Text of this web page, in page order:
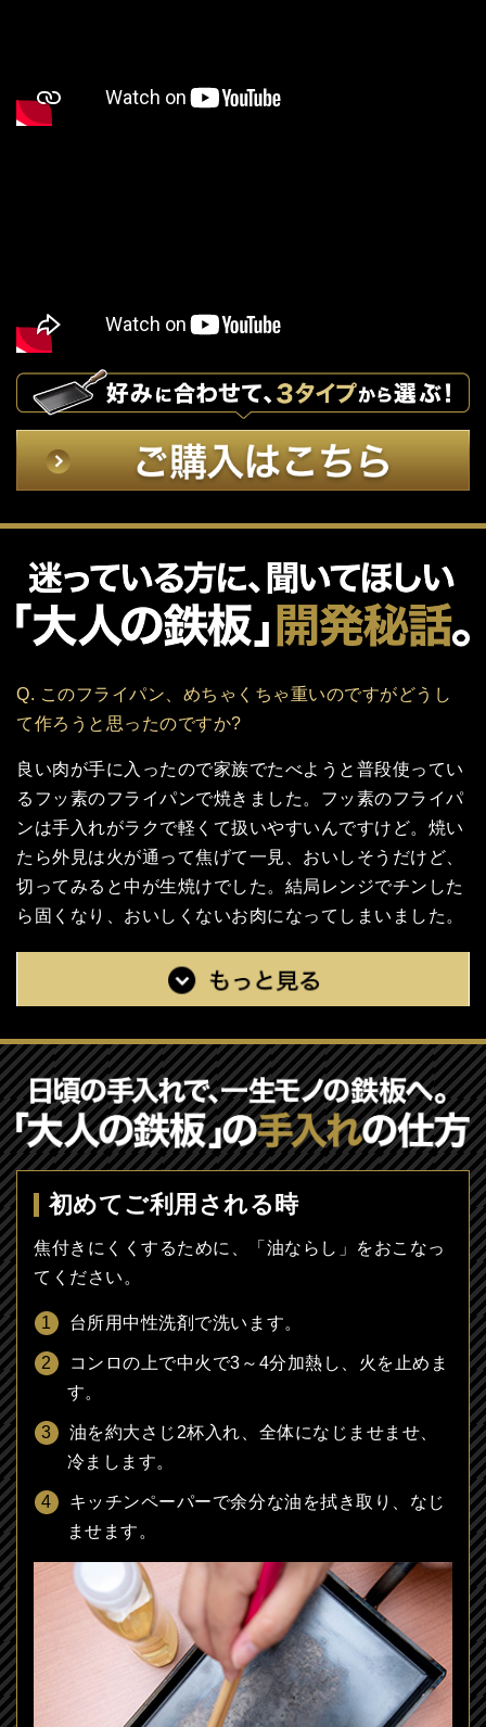
Q. このフライパン、めちゃくちゃ重いのですがどうし
て作ろうと思ったのですか?
良い肉が手に入ったので家族でたべようと普段使ってい
るフッ素のフライパンで焼きました。フッ素のフライパ
ンは手入れがラクで軽くて扱いやすいんですけど。焼い
たら外見は火が通って焦げて一見、おいしそうだけど、
切ってみると中が生焼けでした。結局レンジでチンした
ら固くなり、おいしくないお肉になってしまいました。
初めてご利用される時
焦付きにくくするために、「油ならし」をおこなっ
てください。
台所用中性洗剤で洗います。
コンロの上で中火で3～4分加熱し、火を止めま
す。
油を約大さじ2杯入れ、全体になじませませ、
冷まします。
キッチンペーパーで余分な油を拭き取り、なじ
ませます。